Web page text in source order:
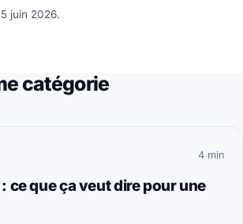
juin 2026.
catégorie
4 min
ce que ça veut dire pour une